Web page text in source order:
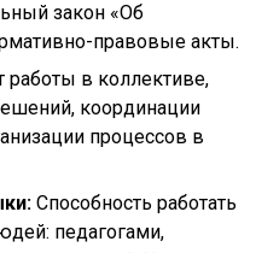
закон «Об
правовые акты.
работы в коллективе,
координации
процессов в
Способность работать
педагогами,